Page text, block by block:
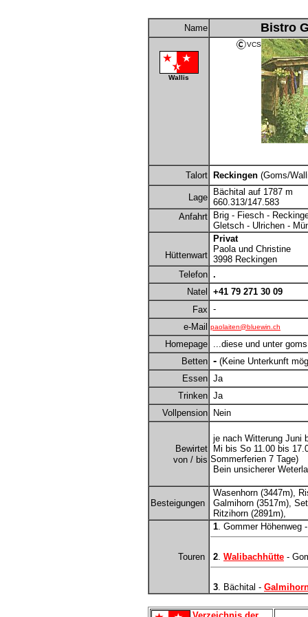
Name Bistro
Wallis
VCS
Talort Reckingen (Goms/
Lage
Bächital auf 1787 m
660.313/147.583
Anfahrt
Brig - Fiesch -
Gletsch - Ulrichen -
Hüttenwart
Privat
Paola und Christine
3998 Reckingen
Telefon .
Natel
+41 79 271 30 09
Fax -
e-Mail
paolaiten@bluewin.ch
Homepage ...diese und unter
Betten - (Keine Unterkunft
Essen Ja
Trinken Ja
Vollpension
Nein
Bewirtet
von / bis
je nach Witterung Juni
Mi bis So 11.00 bis
Sommerferien 7 Tage)
Bein unsicherer
Besteigungen
Wasenhorn (3447m),
Galmihorn (3517m),
Ritzihorn (2891m),
Touren
1. Gommer Höhenweg
2. Walibachhütte -
3. Bächital -